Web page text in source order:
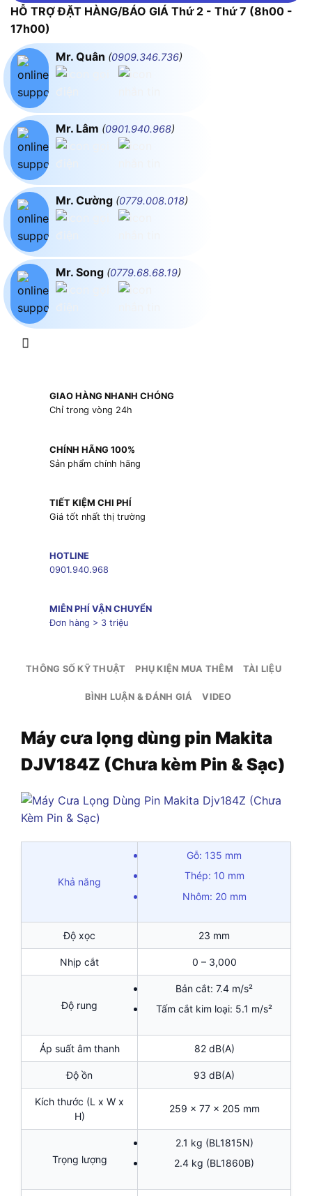
HỖ TRỢ ĐẶT HÀNG/BÁO GIÁ Thứ 2 - Thứ 7 (8h00 -
17h00)
Mr. Quân (0909.346.736)
Mr. Lâm (0901.940.968)
Mr. Cường (0779.008.018)
Mr. Song (0779.68.68.19)
GIAO HÀNG NHANH CHÓNG
Chỉ trong vòng 24h
CHÍNH HÃNG 100%
Sản phẩm chính hãng
TIẾT KIỆM CHI PHÍ
Giá tốt nhất thị trường
HOTLINE
0901.940.968
MIỄN PHÍ VẬN CHUYỂN
Đơn hàng > 3 triệu
THÔNG SỐ KỸ THUẬT PHỤ KIỆN MUA THÊM TÀI LIỆU
BÌNH LUẬN & ĐÁNH GIÁ VIDEO
Máy cưa lọng dùng pin Makita
DJV184Z (Chưa kèm Pin & Sạc)
Khả năng
Gỗ: 135 mm
Thép: 10 mm
Nhôm: 20 mm
Độ xọc 23 mm
Nhịp cắt 0 – 3,000
Độ rung
Bản cắt: 7.4 m/s²
Tấm cắt kim loại: 5.1 m/s²
Áp suất âm thanh 82 dB(A)
Độ ồn 93 dB(A)
Kích thước (L x W x
H)
259 x 77 x 205 mm
Trọng lượng
2.1 kg (BL1815N)
2.4 kg (BL1860B)